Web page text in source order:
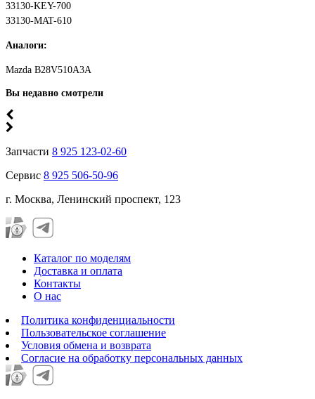
33130-KEY-700
33130-MAT-610
Аналоги:
Mazda B28V510A3A
Вы недавно смотрели
Запчасти 8 925 123-02-60
Сервис 8 925 506-50-96
г. Москва, Ленинский проспект, 123
Каталог по моделям
Доставка и оплата
Контакты
О нас
Политика конфиденциальности
Пользовательское соглашение
Условия обмена и возврата
Согласие на обработку персональных данных